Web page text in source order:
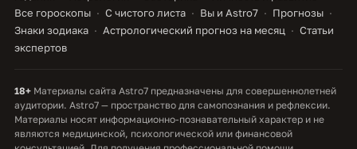
Все гороскопы
С чистого листа Вы и Astro7
Прогнозы
Знаки зодиака
Астрологический прогноз на месяц
Статьи
экспертов
18+ Материалы сайта Astro7 предназначены для совершеннолетней
аудитории. Astro7 — пространство для самопознания и рефлексии.
Материалы носят информационно-познавательный характер и не
являются медицинской, психологической или финансовой